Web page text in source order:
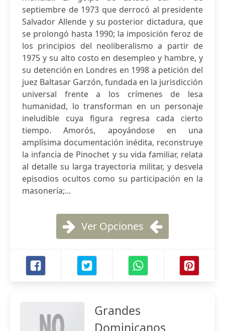
septiembre de 1973 que derrocó al presidente
Salvador Allende y su posterior dictadura, que
se prolongó hasta 1990; la imposición feroz de
los principios del neoliberalismo a partir de
1975 y su alto costo en desempleo y hambre, y
su detención en Londres en 1998 a petición del
juez Baltasar Garzón, fundada en la jurisdicción
universal frente a los crímenes de lesa
humanidad, lo transforman en un personaje
ineludible cuya figura regresa cada cierto
tiempo. Amorós, apoyándose en una
amplísima documentación inédita, reconstruye
la infancia de Pinochet y su vida familiar, relata
al detalle su larga trayectoria militar, y desvela
episodios ocultos como su participación en la
masonería;...
Ver Opciones
Grandes
Dominicanos